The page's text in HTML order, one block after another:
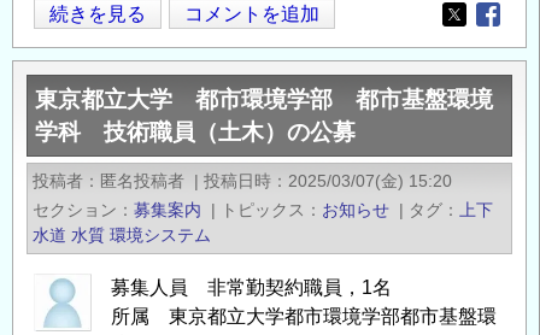
土
木
学
会
2025
年
5
月
新
刊
の
続きを見る コメントを追加
Opens in
東京都立大学 都市環境学部 都市基盤環境
学科 技術職員（土木）の公募
投稿者 匿名投稿者 | 投稿日時
2025/03/07(金) 15:20
セクション
募集案内 | トピックス お知らせ | タグ
上下
水道 水質 環境システム
募集人員 非常勤契約職員，1名
所属 東京都立大学都市環境学部都市基盤環